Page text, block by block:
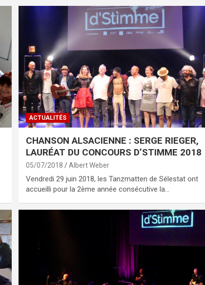
ACTUALITÉS
CHANSON ALSACIENNE : SERGE RIEGER,
LAURÉAT DU CONCOURS D’STIMME 2018
05/07/2018 Albert Weber
Vendredi 29 juin 2018, les Tanzmatten de Sélestat ont
accueilli pour la 2ème année consécutive la…